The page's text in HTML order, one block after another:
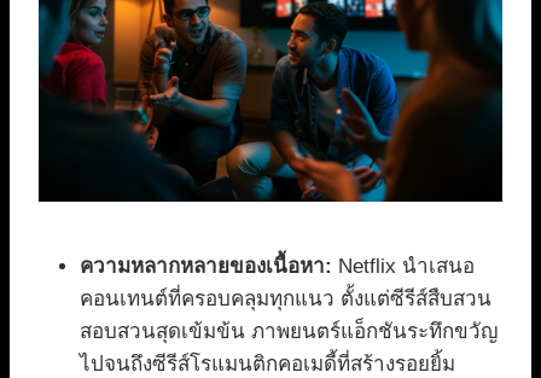
ความหลากหลายของเนื้อหา: Netflix นำเสนอ
คอนเทนต์ที่ครอบคลุมทุกแนว ตั้งแต่ซีรีส์สืบสวน
สอบสวนสุดเข้มข้น ภาพยนตร์แอ็กชันระทึกขวัญ
ไปจนถึงซีรีส์โรแมนติกคอเมดี้ที่สร้างรอยยิ้ม